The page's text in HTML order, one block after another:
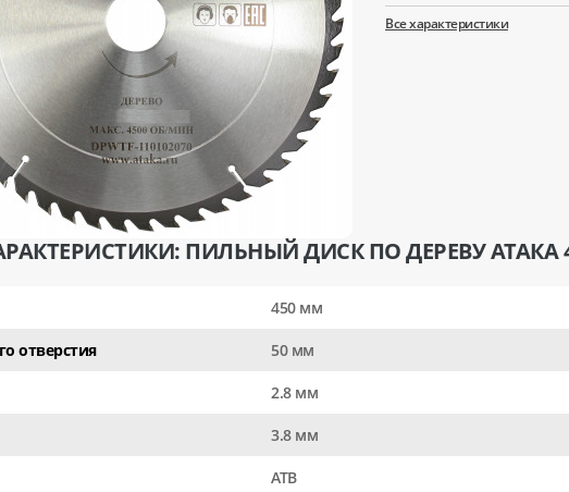
Все характеристики
ПИЛЬНЫЙ ДИСК ПО ДЕРЕВУ АТАКА
450 мм
отверстия 50 мм
2.8 мм
3.8 мм
АТВ